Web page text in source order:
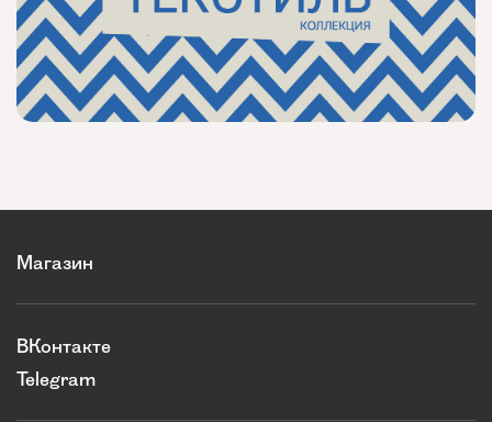
Магазин
ВКонтакте
Telegram